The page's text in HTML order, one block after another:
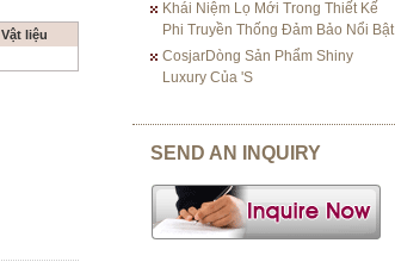
Vật liệu
Khái Niệm Lọ Mới Trong Thiết Kế
Phi Truyền Thống Đảm Bảo Nổi Bật
CosjarDòng Sản Phẩm Shiny
Luxury Của 's
SEND AN INQUIRY